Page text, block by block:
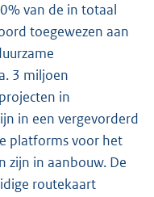
van de in totaal
toegewezen aan
3 miljoen
in
in een vergevorderd
platforms voor het
zijn in aanbouw. De
routekaart